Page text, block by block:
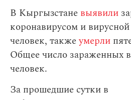
В Кыргызстане выявили
коронавирусом и
человек, такжеумерли
Общее число зараженных
человек.
За прошедшие сутки в